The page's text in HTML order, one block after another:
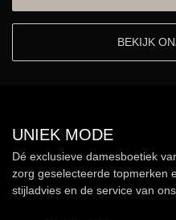
BEKIJK
UNIEK MODE
Dé exclusieve damesboetiek
zorg geselecteerde topmerken
stijladvies en de service van